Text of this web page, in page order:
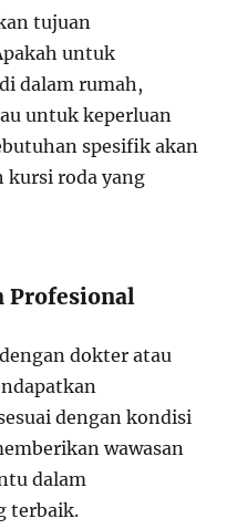
tujuan
untuk
dalam rumah,
untuk keperluan
spesifik akan
kursi roda yang
Profesional
dokter atau
dengan kondisi
wawasan
dalam
terbaik.